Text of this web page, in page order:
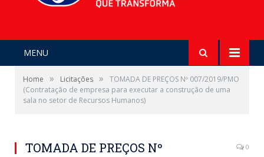
MENU
Home » Licitações »
TOMADA DE PREÇOS Nº 007/2019/PMO
(Contratação de empresa para executar a construção de uma
sala no setor de Recursos Humanos)
TOMADA DE PREÇOS Nº
0